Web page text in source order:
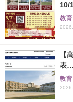
10/
教
【
表
教